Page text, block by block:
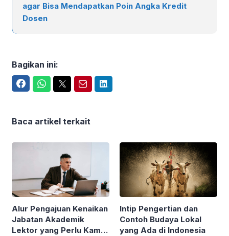
agar Bisa Mendapatkan Poin Angka Kredit
Dosen
Bagikan ini:
Baca artikel terkait
Alur Pengajuan Kenaikan
Jabatan Akademik
Lektor yang Perlu Kamu
Intip Pengertian dan
Contoh Budaya Lokal
yang Ada di Indonesia